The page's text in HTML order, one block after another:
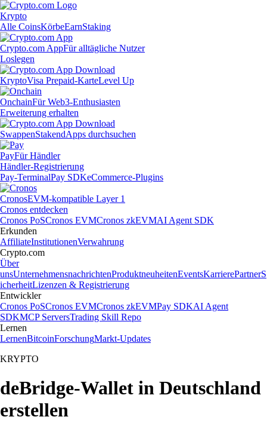
Krypto
Alle CoinsKörbeEarnStaking
Crypto.com AppFür alltägliche Nutzer
Loslegen
KryptoVisa Prepaid-KarteLevel Up
OnchainFür Web3-Enthusiasten
Erweiterung erhalten
SwappenStakendApps durchsuchen
PayFür Händler
Händler-Registrierung
Pay-TerminalPay SDKeCommerce-Plugins
CronosEVM-kompatible Layer 1
Cronos entdecken
Cronos PoSCronos EVMCronos zkEVMAI Agent SDK
Erkunden
AffiliateInstitutionenVerwahrung
Crypto.com
Über
unsUnternehmensnachrichtenProduktneuheitenEventsKarrierePartnerS
icherheitLizenzen & Registrierung
Entwickler
Cronos PoSCronos EVMCronos zkEVMPay SDKAI Agent
SDKMCP ServersTrading Skill Repo
Lernen
LernenBitcoinForschungMarkt-Updates
KRYPTO
deBridge-Wallet in Deutschland
erstellen